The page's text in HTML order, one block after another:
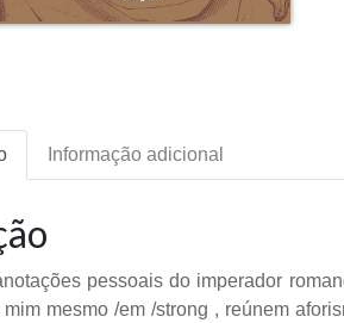
Informação adicional
pessoais do imperador
mim mesmo /em /strong , reúnem